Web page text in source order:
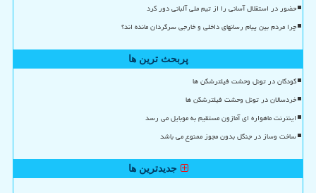
حضور در استقلال آسانی را از تیم ملی آلبانی دور کرد
چرا مردم بین پیام رسانهای داخلی و خارجی سرگردان مانده اند؟
پربحث ترین ها
کودکان در تونل وحشت فیلترشکن ها
خردسالان در تونل وحشت فیلترشکن ها
اینترنت ماهواره ای آمازون مستقیم به موبایل می رسد
ساخت وساز در جنگل بدون مجوز ممنوع می باشد
جدیدترین ها